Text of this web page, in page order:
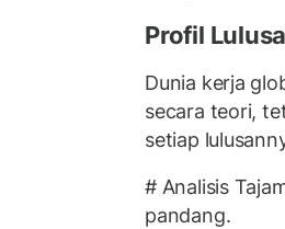
Profil
Dunia kerja
secara teori,
setiap
# Analisis
pandang.